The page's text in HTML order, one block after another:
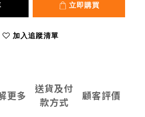
立即購買
加入追蹤清單
更多
送貨及付
款方式
顧客評價